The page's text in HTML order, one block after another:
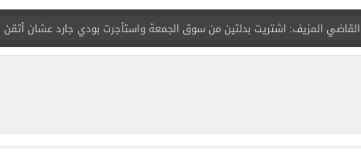
برشلونة يطرح تذاكر مواجهة الأهلي على كأس خوان جامبر
طرابزون سبور ينفي الحجز على مستحقات محمد صلاح
الأهلي ينهي مرانه الأول فى معسكر إسبانيا.. جلسة عموتة وفقرة بدنية.. صور